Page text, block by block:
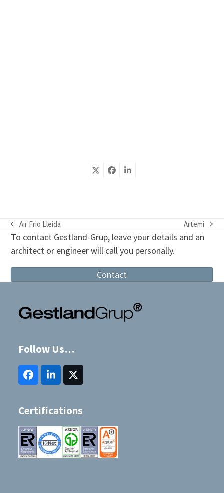
previous
post:
Air Frio Lleida
next
post:
Artemi
To contact Gestland-Grup, leave your details and an
architect or engineer will call you personally.
Contact
Follow Us…
FacebookLinkedInTwitter
(deprecated)
Certifications